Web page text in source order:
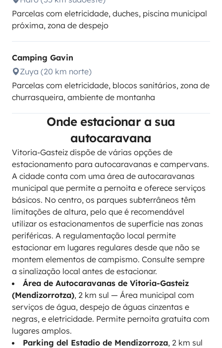
Parcelas com eletricidade, duches, piscina municipal
próxima, zona de despejo
Camping Gavin
Zuya (20 km norte)
Parcelas com eletricidade, blocos sanitários, zona de
churrasqueira, ambiente de montanha
Onde estacionar a sua
autocaravana
Vitoria-Gasteiz dispõe de várias opções de
estacionamento para autocaravanas e campervans.
A cidade conta com uma área de autocaravanas
municipal que permite a pernoita e oferece serviços
básicos. No centro, os parques subterrâneos têm
limitações de altura, pelo que é recomendável
utilizar os estacionamentos de superfície nas zonas
periféricas. A regulamentação local permite
estacionar em lugares regulares desde que não se
montem elementos de campismo. Consulte sempre
a sinalização local antes de estacionar.
Área de Autocaravanas de Vitoria-Gasteiz
(Mendizorrotza), 2 km sul — Área municipal com
serviços de água, despejo de águas cinzentas e
negras, e eletricidade. Permite pernoita gratuita com
lugares amplos.
Parking del Estadio de Mendizorroza, 2 km sul